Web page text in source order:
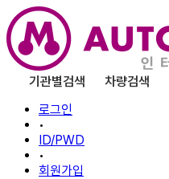
기관별검색 차량검색
로그인
•
ID/PWD
•
회원가입